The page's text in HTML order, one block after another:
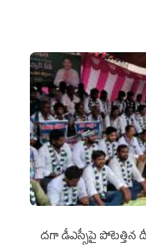
దగా డీఎస్సీపై పోటెత్తిన